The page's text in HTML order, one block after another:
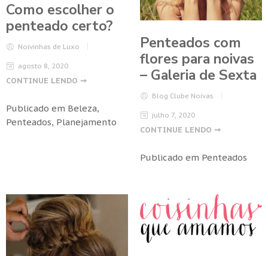
Como escolher o
penteado certo?
Noivinhas de Luxo
agosto 8, 2020
CONTINUE LENDO ➞
Publicado em Beleza,
Penteados, Planejamento
Penteados com
flores para noivas
– Galeria de Sexta
Blog Clube Noivas
julho 7, 2020
CONTINUE LENDO ➞
Publicado em Penteados